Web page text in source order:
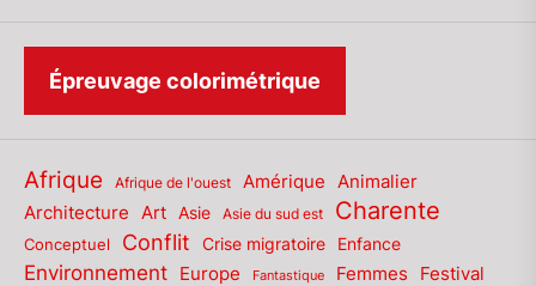
Épreuvage colorimétrique
Afrique Afrique de l'ouest Amérique Animalier
Architecture
Art Asie Asie du sud est Charente
Conceptuel Conflit Crise migratoire Enfance
Environnement Europe Fantastique Femmes Festival